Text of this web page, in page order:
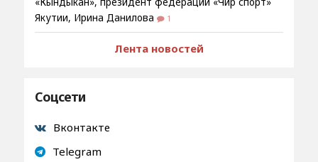
Якутии, Ирина Данилова
1
Лента новостей
Соцсети
Вконтакте
Telegram